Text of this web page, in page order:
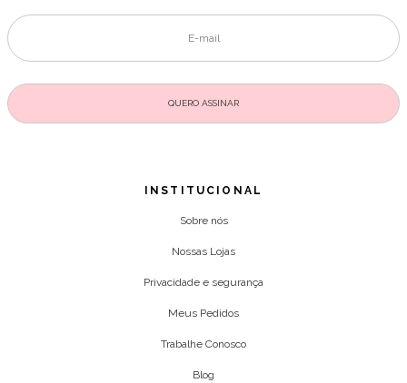
INSTITUCIONAL
Sobre nós
Nossas Lojas
Privacidade e segurança
Meus Pedidos
Trabalhe Conosco
Blog